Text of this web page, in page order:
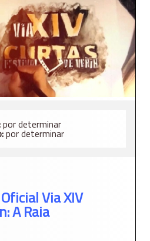
por determinar
por determinar
Via XIV
A Raia